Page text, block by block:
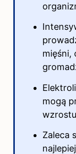
mięśni,
mogą
wzrostu
Zaleca